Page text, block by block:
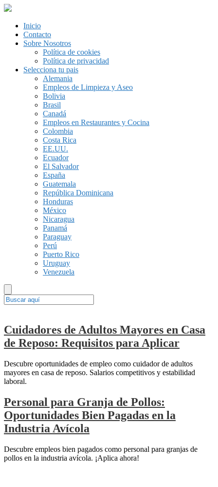
Inicio
Contacto
Sobre Nosotros
Política de cookies
Política de privacidad
Selecciona tu pais
Alemania
Empleos de Limpieza y Aseo
Bolivia
Brasil
Canadá
Empleos en Restaurantes y Cocina
Colombia
Costa Rica
EE.UU.
Ecuador
El Salvador
España
Guatemala
República Dominicana
Honduras
México
Nicaragua
Panamá
Paraguay
Perú
Puerto Rico
Uruguay
Venezuela
Cuidadores de Adultos Mayores en Casa
de Reposo: Requisitos para Aplicar
Descubre oportunidades de empleo como cuidador de adultos
mayores en casa de reposo. Salarios competitivos y estabilidad
laboral.
Personal para Granja de Pollos:
Oportunidades Bien Pagadas en la
Industria Avícola
Descubre empleos bien pagados como personal para granjas de
pollos en la industria avícola. ¡Aplica ahora!